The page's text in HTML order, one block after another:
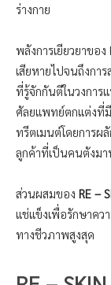
ร่างกาย
พลังการเยียวยาขอ
เสียหายไปจนถึงกา
ที่รู้จักกันตีในวงกา
ศัลยแพทย์ตกแต่งที่
ทรีตเมนต์โดยการผ
ลูกค้าที่เป็นคนตังม
ส่วนผสมของ RE –
แช่แข็งเพื่อรักษาคว
ทางชีวภาพสูงสุด